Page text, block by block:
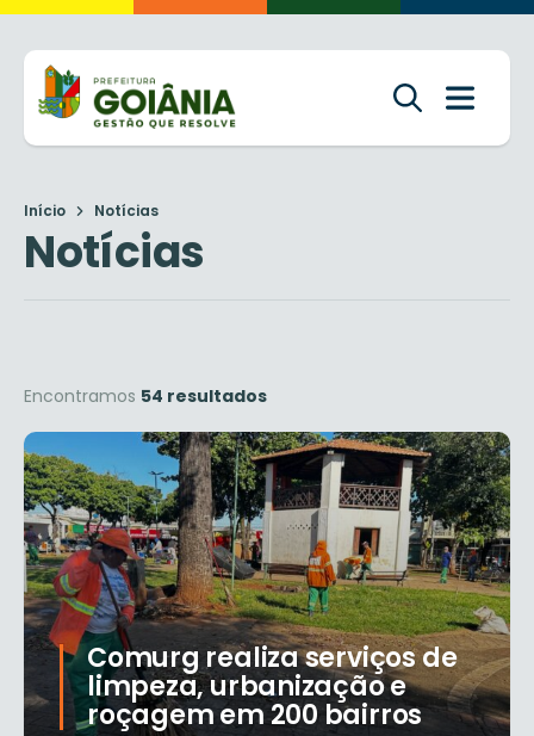
Início Notícias
Notícias
Encontramos 54 resultados
Comurg realiza serviços de
limpeza, urbanização e
roçagem em 200 bairros